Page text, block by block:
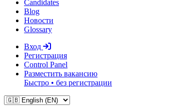
Candidates
Blog
Новости
Glossary
Вход
Регистрация
Control Panel
Разместить вакансию
Быстро • без регистрации